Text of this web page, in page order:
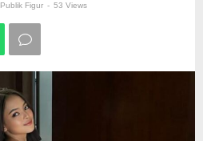
Perjuangan
Perantau
Asal
Malang
Sorotan
Publik Figur - 53 Views